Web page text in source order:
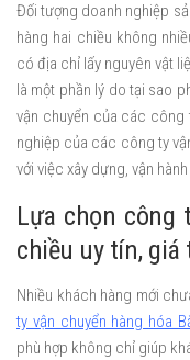
Đối tượng doanh nghiệp
hàng hai chiều không
có địa chỉ lấy nguyên vật
là một phần lý do tại sao
vận chuyển của các công
nghiệp của các công ty
với việc xây dựng, vận
Lựa chọn công
chiều uy tín, giá
Nhiều khách hàng mới
ty vận chuyển hàng hóa
phù hợp không chỉ giúp